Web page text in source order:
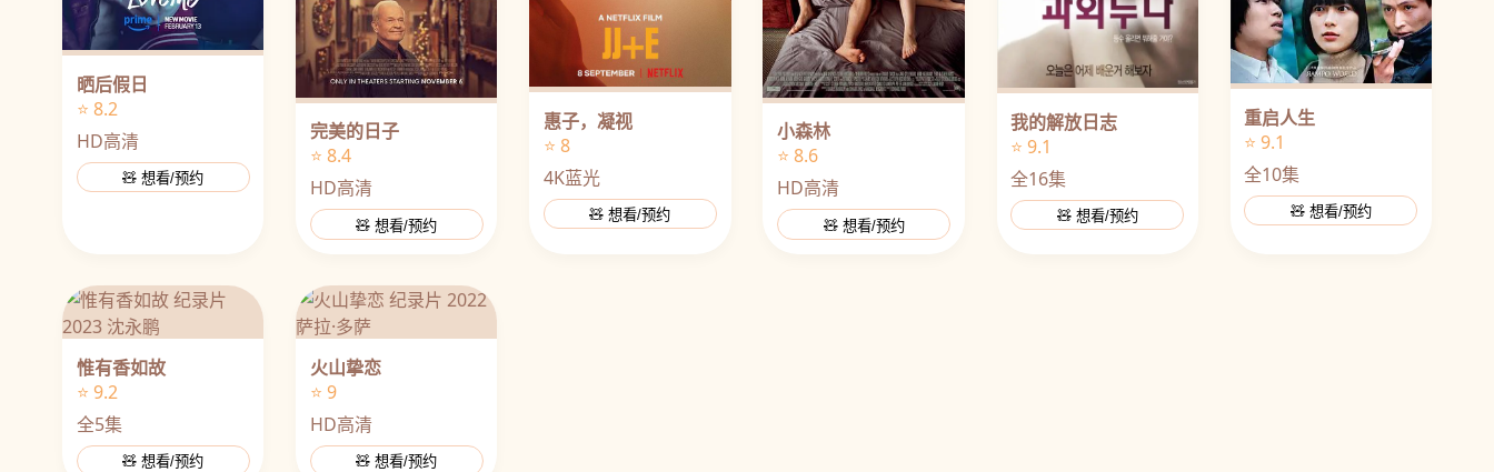
晒后假日
⭐ 8.2
HD高清
🧸 想看/预约
完美的日子
⭐ 8.4
HD高清
🧸 想看/预约
惠子，凝视
⭐ 8
4K蓝光
🧸 想看/预约
小森林
⭐ 8.6
HD高清
🧸 想看/预约
我的解放日志
⭐ 9.1
全16集
🧸 想看/预约
重启人生
⭐ 9.1
全10集
🧸 想看/预约
惟有香如故
⭐ 9.2
全5集
🧸 想看/预约
火山挚恋
⭐ 9
HD高清
🧸 想看/预约